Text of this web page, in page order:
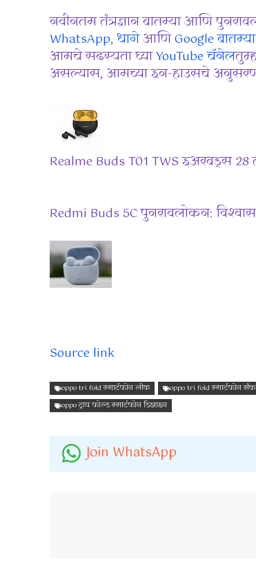
नवीनतम तंत्रज्ञान बातम्या आणि
WhatsApp, धागेआणिGoogle बातम्या
आमचे सदस्यता घ्याYouTube चॅनेल
असल्यास, आमच्या इन-हाउसचे
Realme Buds T01 TWS इअरबड्स
Redmi Buds 5C पुनरावलोकन:
Source link
oppo tri fold स्मार्टफोन लीक
oppo tri fold स्मार्टफोन
oppo ट्राय फोल्ड स्मार्टफोन डिझाइन
Join WhatsApp